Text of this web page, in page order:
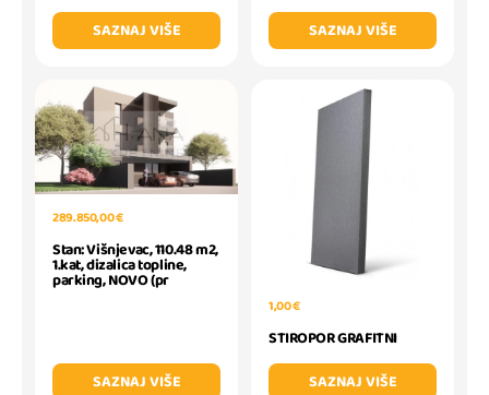
SAZNAJ VIŠE
SAZNAJ VIŠE
289.850,00 €
Stan: Višnjevac, 110.48 m2,
1.kat, dizalica topline,
parking, NOVO (pr
SAZNAJ VIŠE
1,00 €
STIROPOR GRAFITNI
SAZNAJ VIŠE